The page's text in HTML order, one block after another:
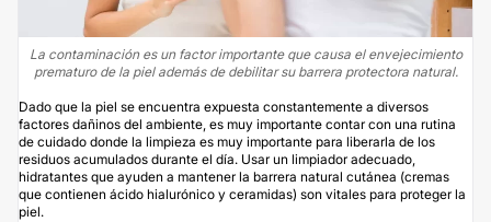
La contaminación es un factor importante que causa el envejecimiento
prematuro de la piel además de debilitar su barrera protectora natural.
Dado que la piel se encuentra expuesta constantemente a diversos
factores dañinos del ambiente, es muy importante contar con una rutina
de cuidado donde la limpieza es muy importante para liberarla de los
residuos acumulados durante el día. Usar un limpiador adecuado,
hidratantes que ayuden a mantener la barrera natural cutánea (cremas
que contienen ácido hialurónico y ceramidas) son vitales para proteger la
piel.